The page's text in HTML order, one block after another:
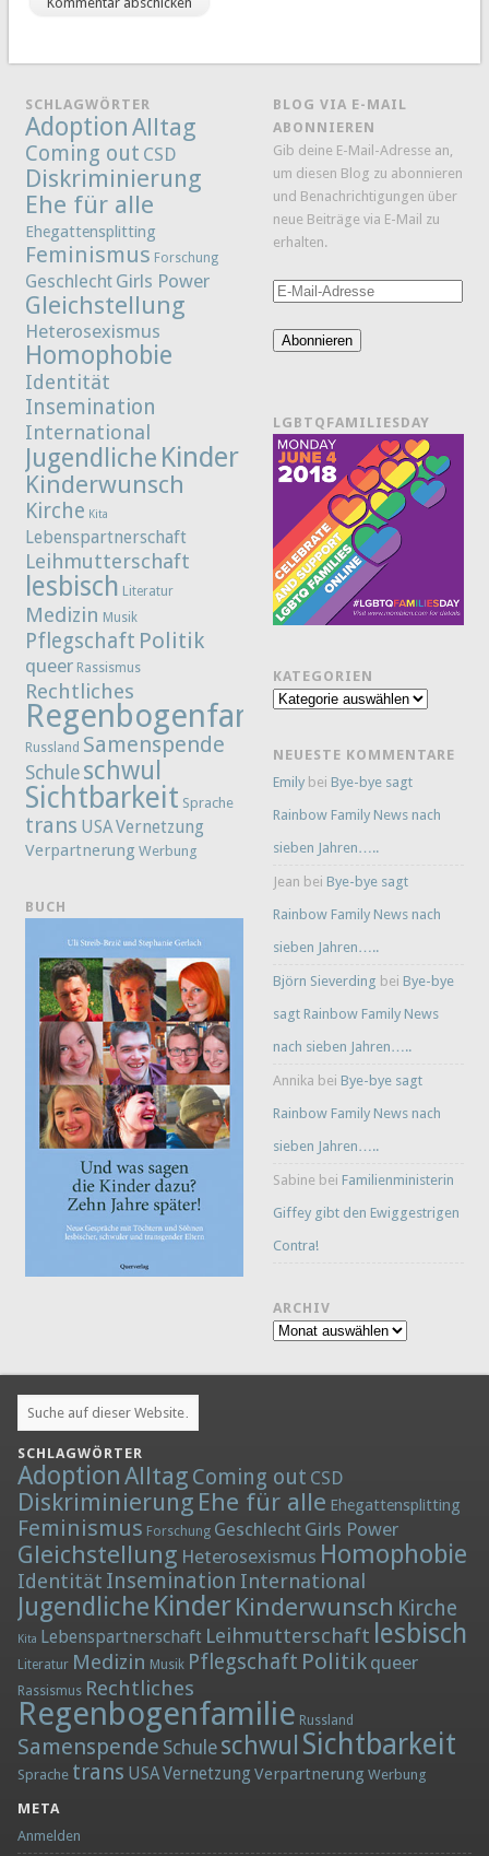
SCHLAGWÖRTER
AdoptionAlltag
Coming out CSD
Diskriminierung
Ehe für alle
Ehegattensplitting
Feminismus Forschung
Geschlecht Girls Power
Gleichstellung
Heterosexismus
Homophobie
Identität
Insemination
International
Jugendliche Kinder
Kinderwunsch
Kirche Kita
Lebenspartnerschaft
Leihmutterschaft
lesbisch Literatur
Medizin Musik
Pflegschaft Politik
queer Rassismus
Rechtliches
Regenbogenfamilie
Russland Samenspende
Schule schwul
Sichtbarkeit Sprache
trans USAVernetzung
Verpartnerung Werbung
BUCH
BLOG VIA E-MAIL
ABONNIEREN
Gib deine E-Mail-Adresse an,
um diesen Blog zu abonnieren
und Benachrichtigungen über
neue Beiträge via E-Mail zu
erhalten.
E-
Adresse
Abonnieren
LGBTQFAMILIESDAY
KATEGORIEN
Kategorien
NEUESTE KOMMENTARE
Emily bei Bye-bye sagt
Rainbow Family News nach
sieben Jahren…..
Jean bei Bye-bye sagt
Rainbow Family News nach
sieben Jahren…..
Björn Sieverding bei Bye-bye
sagt Rainbow Family News
nach sieben Jahren…..
Annika bei Bye-bye sagt
Rainbow Family News nach
sieben Jahren…..
Sabine bei Familienministerin
Giffey gibt den Ewiggestrigen
Contra!
ARCHIV
Archiv
SCHLAGWÖRTER
AdoptionAlltag Coming out CSD
Diskriminierung Ehe für alle Ehegattensplitting
Feminismus Forschung Geschlecht Girls Power
Gleichstellung Heterosexismus Homophobie
Identität Insemination International
Jugendliche Kinder Kinderwunsch Kirche
Kita Lebenspartnerschaft Leihmutterschaft lesbisch
Literatur Medizin Musik Pflegschaft Politik queer
Rassismus Rechtliches
Regenbogenfamilie Russland
Samenspende Schule schwul Sichtbarkeit
Sprache trans USAVernetzung Verpartnerung Werbung
META
Anmelden